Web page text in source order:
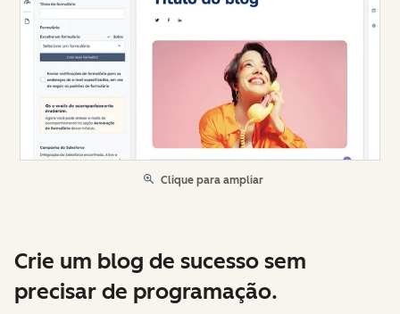
Clique para ampliar
Crie um blog de sucesso sem
precisar de programação.